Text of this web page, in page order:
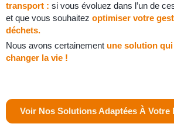
transport : si vous évoluez dans l’un de
et que vous souhaitez optimiser votre
déchets.
Nous avons certainement une solution
changer la vie !
Voir Nos Solutions Adaptées À Votre